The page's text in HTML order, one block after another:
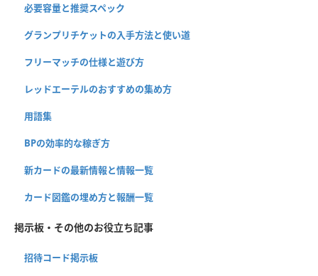
必要容量と推奨スペック
グランプリチケットの入手方法と使い道
フリーマッチの仕様と遊び方
レッドエーテルのおすすめの集め方
用語集
BPの効率的な稼ぎ方
新カードの最新情報と情報一覧
カード図鑑の埋め方と報酬一覧
掲示板・その他のお役立ち記事
招待コード掲示板